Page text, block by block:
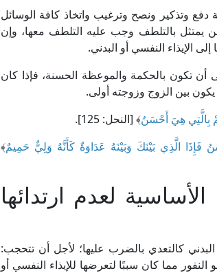
وتذكير ونصح وترغيب واتخاذ كافة الوسائل
يمتثل بالتلطف وجب عليه التلطف معها، وإن
الإيذاء النفسي أو البدني.
تكون بالحكمة والموعظة الحسنة، فإذا كان
بين الزوج وزوجته أولى.
بِالَّتِي هِيَ أَحْسَنُ﴾ [النحل: 125].
فَإِذَا الَّذِي بَيْنَكَ وَبَيْنَهُ عَدَاوَةٌ كَأَنَّهُ وَلِيٌّ حَمِيمٌ﴾
لعدم ارتدائها
كالتعدي بالضرب عليها؛ لأجل أن تتحجب:
مما كان سببًا لتعرضها للإيذاء النفسي أو